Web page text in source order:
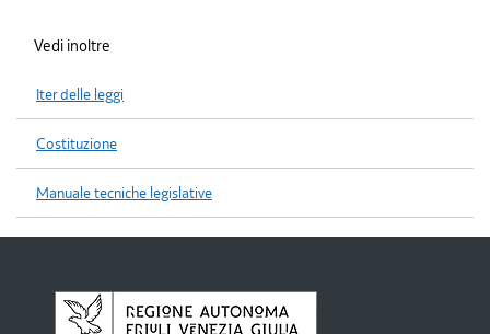
Vedi inoltre
Iter delle leggi
Costituzione
Manuale tecniche legislative